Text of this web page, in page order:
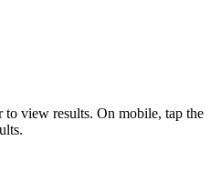
to view results. On mobile, tap the